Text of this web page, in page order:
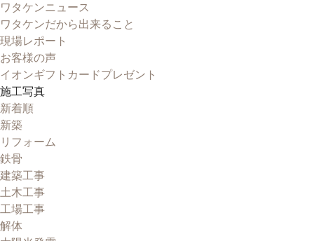
ワタケンニュース
ワタケンだから出来ること
現場レポート
お客様の声
イオンギフトカードプレゼント
施工写真
新着順
新築
リフォーム
鉄骨
建築工事
土木工事
工場工事
解体